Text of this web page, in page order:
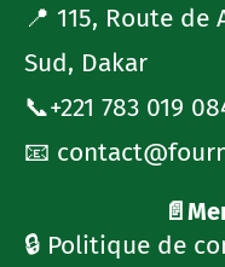
📍 115, Route de
Sud, Dakar
📞+221 783 019
📧
🔒 Politique de